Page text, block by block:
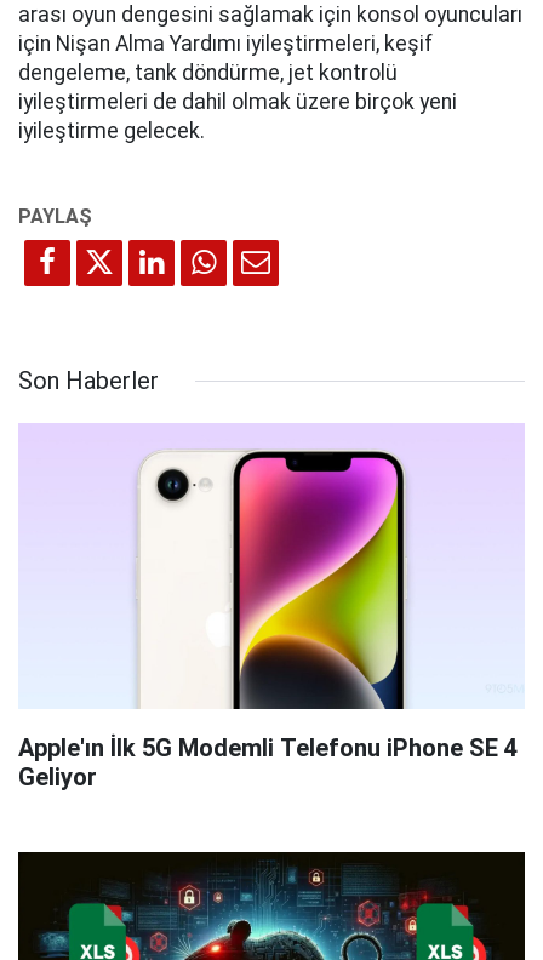
arası oyun dengesini sağlamak için konsol oyuncuları
için Nişan Alma Yardımı iyileştirmeleri, keşif
dengeleme, tank döndürme, jet kontrolü
iyileştirmeleri de dahil olmak üzere birçok yeni
iyileştirme gelecek.
Son Haberler
Apple'ın İlk 5G Modemli Telefonu iPhone SE 4
Geliyor